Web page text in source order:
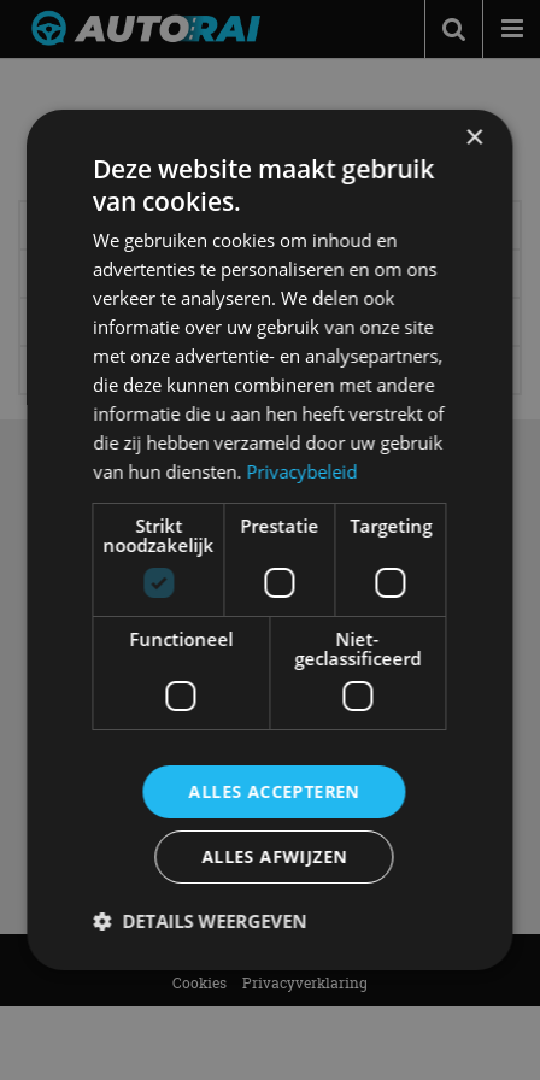
Podcast
Autotests
Automerken
Adverteren
Contact
MotorRAI.nl
Nieuws over
ATIEVA EDNA: SNELLER DAN TESLA OF
Video: supersnelle elektrische bus
Alle categorieën van AutoRAI.nl
Interview
Column
Gadgets
Tech
Video
Games
Over ons
autoliefhebber sneller van gaat kloppen. In beeld én geluid,
van stadsauto tot supercar.Ons team
levert je het laatste
autonieuws, autotests en nog veel meer.
Meld je aan voor de nieuwsbrief!
Volg AutoRAI.nl op social media
AutoRAI.nl is powered by
Cookies Privacyverklaring
×
Deze website maakt gebruik
van cookies.
We gebruiken cookies om inhoud en
advertenties te personaliseren en om ons
verkeer te analyseren. We delen ook
informatie over uw gebruik van onze site
met onze advertentie- en analysepartners,
die deze kunnen combineren met andere
informatie die u aan hen heeft verstrekt of
die zij hebben verzameld door uw gebruik
van hun diensten. Privacybeleid
Strikt
noodzakelijk
Prestatie Targeting
Functioneel
Niet-
geclassificeerd
ALLES ACCEPTEREN
ALLES AFWIJZEN
DETAILS WEERGEVEN